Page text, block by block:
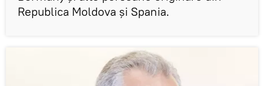
Republica Moldova și Spania.